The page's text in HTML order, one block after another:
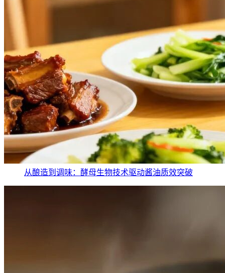
从酿造到调味：酵母生物技术驱动酱油质效突破